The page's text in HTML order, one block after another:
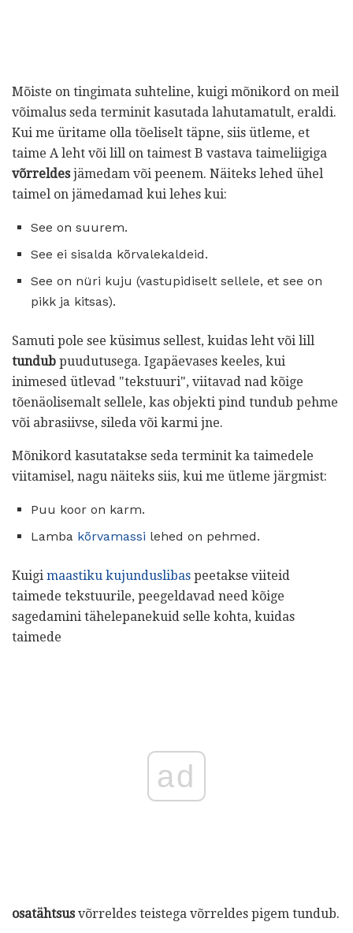
Mõiste on tingimata suhteline, kuigi mõnikord on meil
võimalus seda terminit kasutada lahutamatult, eraldi.
Kui me üritame olla tõeliselt täpne, siis ütleme, et
taime A leht või lill on taimest B vastava taimeliigiga
võrreldesjämedam või peenem. Näiteks lehed ühel
taimel on jämedamad kui lehes kui:
See on suurem.
See ei sisalda kõrvalekaldeid.
See on nüri kuju (vastupidiselt sellele, et see on
pikk ja kitsas).
Samuti pole see küsimus sellest, kuidas leht või lill
tundub puudutusega. Igapäevases keeles, kui
inimesed ütlevad "tekstuuri", viitavad nad kõige
tõenäolisemalt sellele, kas objekti pind tundub pehme
või abrasiivse, sileda või karmi jne.
Mõnikord kasutatakse seda terminit ka taimedele
viitamisel, nagu näiteks siis, kui me ütleme järgmist:
Puu koor on karm.
Lamba kõrvamassi lehed on pehmed.
Kuigi maastiku kujunduslibas peetakse viiteid
taimede tekstuurile, peegeldavad need kõige
sagedamini tähelepanekuid selle kohta, kuidas
taimede
ad
osatähtsusvõrreldes teistega võrreldes pigem tundub.